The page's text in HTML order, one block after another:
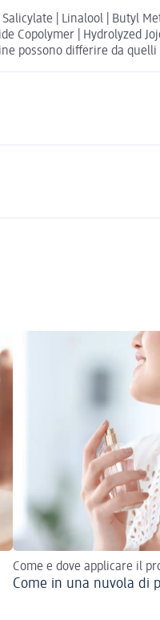
| Linalool | Butyl
| Hydrolyzed
possono differire da
Come e dove applicare il
Come in una nuvola di